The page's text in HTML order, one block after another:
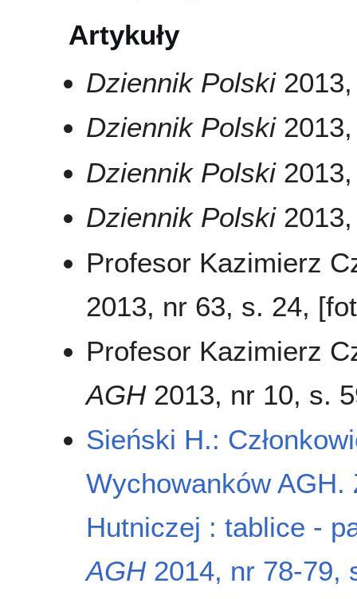
Artykuły
Dziennik Polski2013,
Dziennik Polski2013,
Dziennik Polski2013,
Dziennik Polski2013,
Profesor Kazimierz
2013, nr 63, s. 24,
Profesor Kazimierz
AGH2013, nr 10, s.
Sieński H.:
Wychowanków AGH.
Hutniczej : tablice -
AGH2014, nr 78-79,